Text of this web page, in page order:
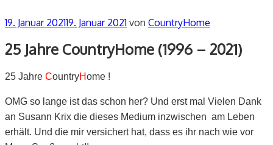
Veröffentlicht
19. Januar 202119. Januar 2021 von CountryHome
25 Jahre CountryHome (1996 – 2021)
25 Jahre CountryHome !
OMG so lange ist das schon her? Und erst mal Vielen Dank
an Susann Krix die dieses Medium inzwischen am Leben
erhält. Und die mir versichert hat, dass es ihr nach wie vor